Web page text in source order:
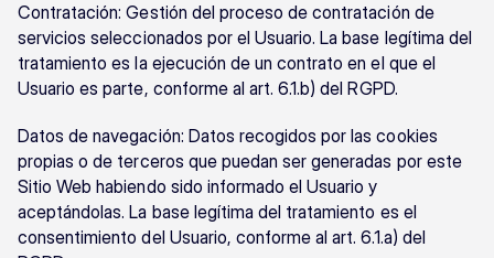
Contratación: Gestión del proceso de contratación de
servicios seleccionados por el Usuario. La base legítima del
tratamiento es la ejecución de un contrato en el que el
Usuario es parte, conforme al art. 6.1.b) del RGPD.
Datos de navegación: Datos recogidos por las cookies
propias o de terceros que puedan ser generadas por este
Sitio Web habiendo sido informado el Usuario y
aceptándolas. La base legítima del tratamiento es el
consentimiento del Usuario, conforme al art. 6.1.a) del